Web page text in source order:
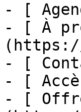
- [
- [ À
- [
- [
- [